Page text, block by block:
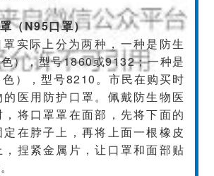
（N95口罩）
实际上分为两种，一种是防生
），型号1860或9132；一种是
），型号8210。市民在购买时
医用防护口罩。佩戴防生物医
将口罩罩在面部，先将下面的
在脖子上，再将上面一根橡皮
捏紧金属片，让口罩和面部贴